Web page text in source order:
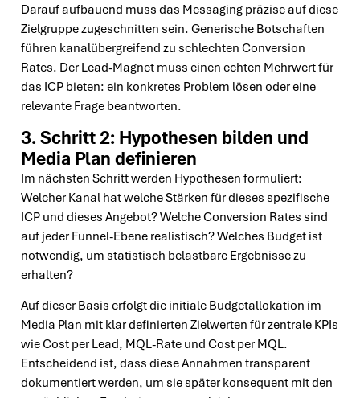
Darauf aufbauend muss das Messaging präzise auf diese
Zielgruppe zugeschnitten sein. Generische Botschaften
führen kanalübergreifend zu schlechten Conversion
Rates. Der Lead-Magnet muss einen echten Mehrwert für
das ICP bieten: ein konkretes Problem lösen oder eine
relevante Frage beantworten.
3. Schritt 2: Hypothesen bilden und
Media Plan definieren
Im nächsten Schritt werden Hypothesen formuliert:
Welcher Kanal hat welche Stärken für dieses spezifische
ICP und dieses Angebot? Welche Conversion Rates sind
auf jeder Funnel-Ebene realistisch? Welches Budget ist
notwendig, um statistisch belastbare Ergebnisse zu
erhalten?
Auf dieser Basis erfolgt die initiale Budgetallokation im
Media Plan mit klar definierten Zielwerten für zentrale KPIs
wie Cost per Lead, MQL-Rate und Cost per MQL.
Entscheidend ist, dass diese Annahmen transparent
dokumentiert werden, um sie später konsequent mit den